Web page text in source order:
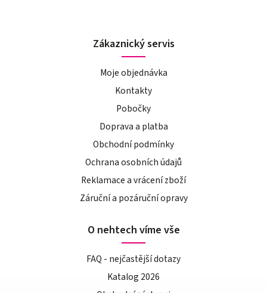
Zákaznický servis
Moje objednávka
Kontakty
Pobočky
Doprava a platba
Obchodní podmínky
Ochrana osobních údajů
Reklamace a vrácení zboží
Záruční a pozáruční opravy
O nehtech víme vše
FAQ - nejčastější dotazy
Katalog 2026